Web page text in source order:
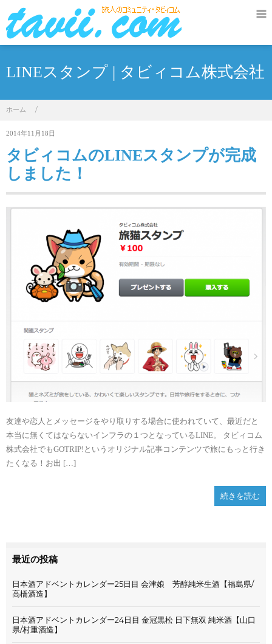
LINEスタンプ | タビィコム株式会社
ホーム /
2014年11月18日
タビィコムのLINEスタンプが完成
しました！
友達や恋人とメッセージをやり取りする場合に使われていて、最近だと
本当に無くてはならないインフラの１つとなっているLINE。 タビィコム
株式会社でもGOTRIP!というオリジナル記事コンテンツで旅にもっと行き
たくなる！お出 […]
続きを読む
最近の投稿
日本酒アドベントカレンダー25日目 会津娘 芳醇純米生酒【福島県/
高橋酒造】
日本酒アドベントカレンダー24日目 金冠黒松 日下無双 純米酒【山口
県/村重酒造】